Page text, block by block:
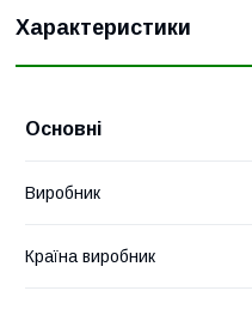
Характеристики
Основні
Виробник
Країна виробник